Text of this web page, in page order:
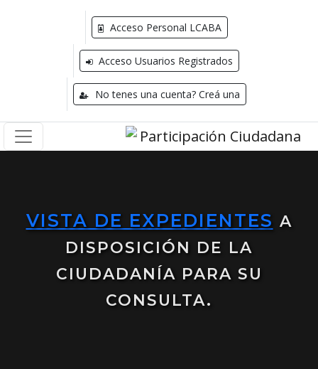
Acceso Personal LCABA
Acceso Usuarios Registrados
No tenes una cuenta? Creá una
VISTA DE EXPEDIENTES A
DISPOSICIÓN DE LA
CIUDADANÍA PARA SU
CONSULTA.